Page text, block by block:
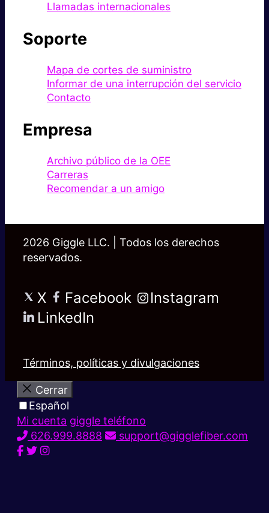
Llamadas internacionales
Soporte
Mapa de cortes de suministro
Informar de una interrupción del servicio
Contacto
Empresa
Archivo público de la OEE
Carreras
Recomendar a un amigo
2026 Giggle LLC. | Todos los derechos
reservados.
X Facebook
Instagram
LinkedIn
Términos, políticas y divulgaciones
Cerrar
Español
Mi cuenta giggle teléfono
626.999.8888
support@gigglefiber.com